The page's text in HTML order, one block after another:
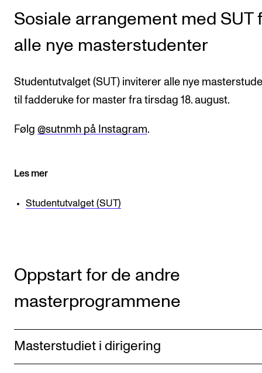
KONTAKTER
Kontaktpunkt
Biblioteket
Hvem gjør hva i administrasjonen?
Sosiale arrangement med SUT
alle nye masterstudenter
Studentutvalget (SUT) inviterer alle nye
til fadderuke for master fra tirsdag 18. august.
Følg @sutnmh på Instagram.
Les mer
Studentutvalget (SUT)
Oppstart for de andre
masterprogrammene
Mas­ter­stu­di­et i dirigering